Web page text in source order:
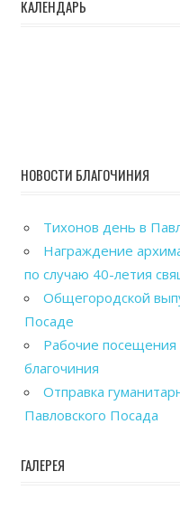
КАЛЕНДАРЬ
НОВОСТИ БЛАГОЧИНИЯ
Тихонов день в
Награждение
по случаю 40-летия
Общегородской
Посаде
Рабочие посещения
благочиния
Отправка
Павловского Посада
ГАЛЕРЕЯ